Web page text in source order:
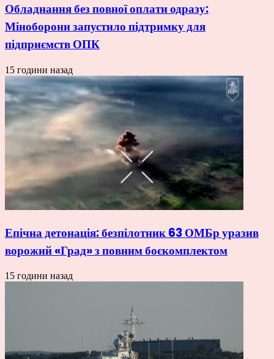
Обладнання без повної оплати одразу:
Міноборони запустило підтримку для
підприємств ОПК
15 години назад
Епічна детонація: безпілотник 63 ОМБр уразив
ворожий «Град» з повним боєкомплектом
15 години назад